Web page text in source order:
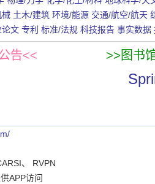
械 土木/建筑 环境/能源 交通/航空/航天
论文 专利 标准/法规 科技报告 事实数据
告<< >>图书
、 RVPN
APP访问